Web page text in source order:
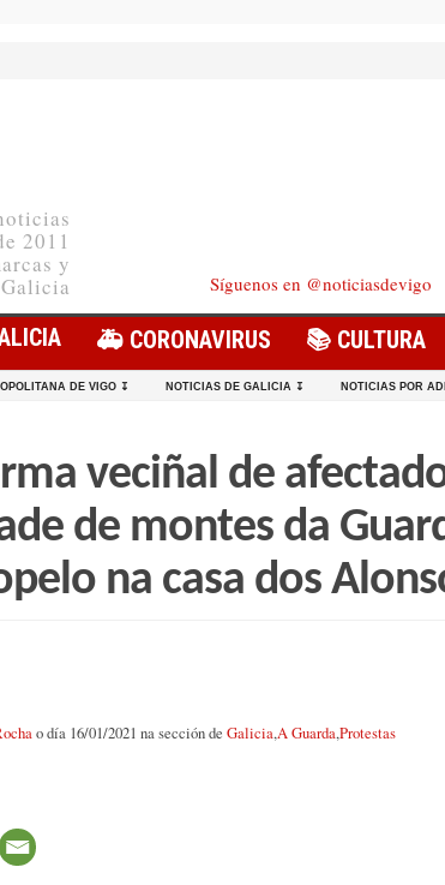
2011
y
Galicia
Síguenos en @noticiasdevigo
🚑 CORONAVIRUS 📚 CULTURA
DE VIGO ↧ NOTICIAS DE GALICIA ↧ NOTICIAS POR
veciñal de
de montes da
na casa dos
o día 16/01/2021 na sección de Galicia,A Guarda,Protestas